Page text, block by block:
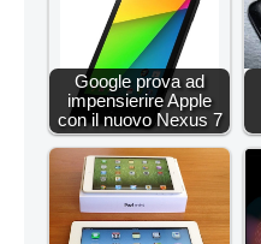
Google prova ad
impensierire Apple
con il nuovo Nexus 7